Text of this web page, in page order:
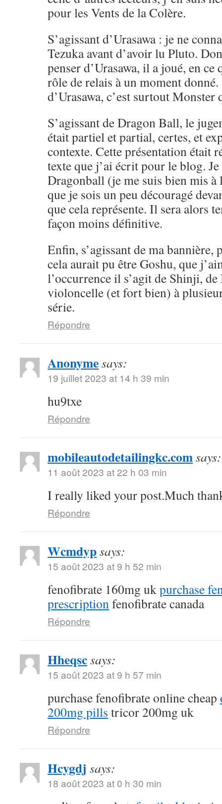
pour les Vents de la Colère.
S’agissant d’Urasawa : je ne
Tezuka avant d’avoir lu Pluto.
penser d’Urasawa, il a joué, en
rôle de relais à un moment
d’Urasawa, c’est surtout Monster
S’agissant de Dragon Ball, le
était partiel et partial, certes, et
contexte. Cette présentation était
texte que j’ai écrit pour le blog.
Dragonball (je me suis bien mis
que je sois un peu découragé
que cela représente. Il sera alors
façon moins définitive.
Enfin, s’agissant de ma
cela aurait pu être Goshu, que
l’occurrence il s’agit de Shinji,
violoncelle (et fort bien) à
série.
Répondre
Anonymesays:
19 juillet 2023 at 14 h 39 min
hu9txe
Répondre
mobileautodetailingkc.comsays:
11 août 2023 at 22 h 03 min
I really liked your post.Much
Répondre
Wcmdypsays:
15 août 2023 at 9 h 52 min
fenofibrate 160mg ukpurchase
prescriptionfenofibrate canada
Répondre
Hheqscsays:
15 août 2023 at 9 h 57 min
purchase fenofibrate online cheap
200mg pills tricor 200mg uk
Répondre
Hcygdj says:
18 août 2023 at 0 h 30 min